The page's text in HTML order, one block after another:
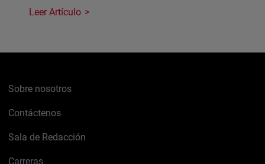
Leer Artículo
Sobre nosotros
Contáctenos
Sala de Redacción
Carreras